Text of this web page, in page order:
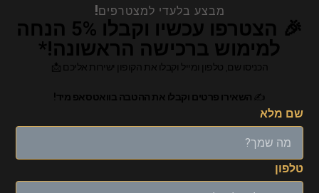
מבצע בלעדי למצטרפים!
🎉 הצטרפו עכשיו וקבלו 5% הנחה
למימוש ברכישה הראשונה!*
הכניסו שם, טלפון ומייל וקבלו את הקופון ישירות אליכם 📩
✍ השאירו פרטים וקבלו את ההטבה בוואטסאפ מיד!
שם מלא
טלפון